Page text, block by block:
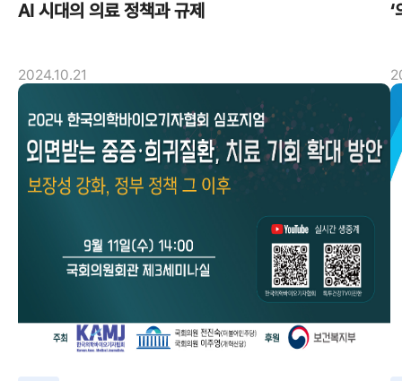
AI 시대의 의료 정책과 규제
2024.10.21